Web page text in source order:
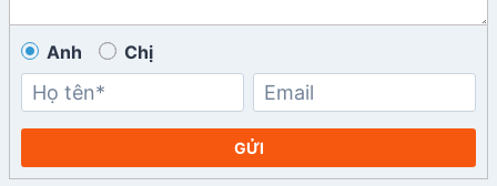
Anh Chị
GỬI